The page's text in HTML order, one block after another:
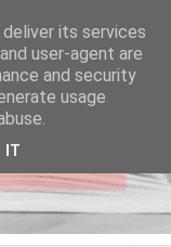
its services
user-agent are
and security
usage
IT